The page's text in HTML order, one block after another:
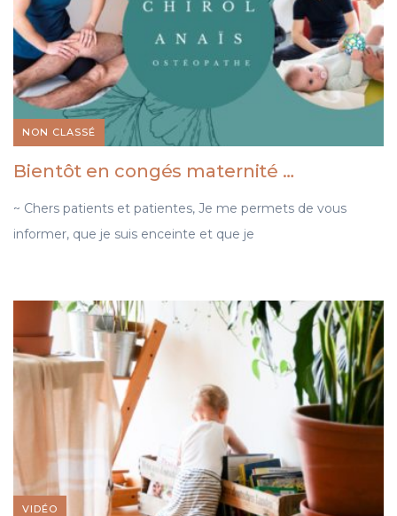
NON CLASSÉ
Bientôt en congés maternité …
~ Chers patients et patientes, Je me permets de vous
informer, que je suis enceinte et que je
VIDÉO